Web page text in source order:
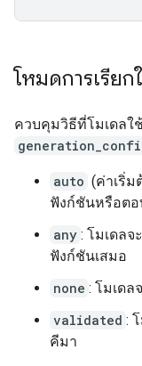
โหมดการเรีย
ควบคุมวิธีที่โมเดลใ
auto (ค่าเริ่ม
ฟังก์ชันหรือตอ
any : โมเดล
ฟังก์ชันเสมอ
none : โมเด
validated :
คีมา